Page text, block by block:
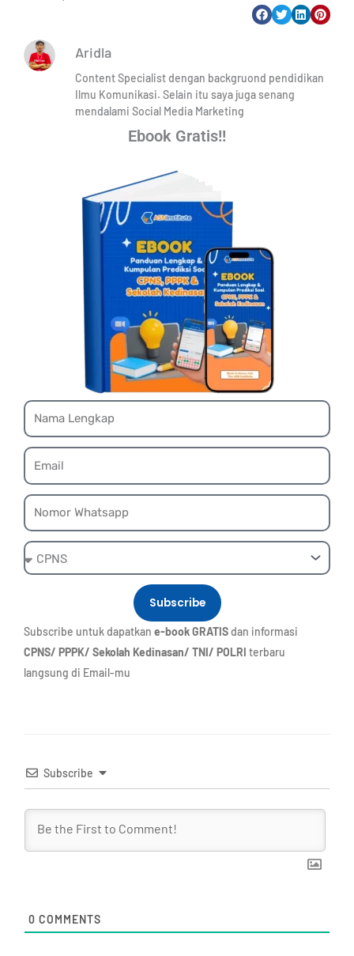
Aridla
Content Specialist dengan backgruond pendidikan
Ilmu Komunikasi. Selain itu saya juga senang
mendalami Social Media Marketing
Ebook Gratis!!
Name
Email
Whatsapp
Ebook
Subscribe
Subscribe untuk dapatkan e-book GRATISdan informasi
CPNS/ PPPK/ Sekolah Kedinasan/ TNI/ POLRI terbaru
langsung di Email-mu
Subscribe
0 COMMENTS